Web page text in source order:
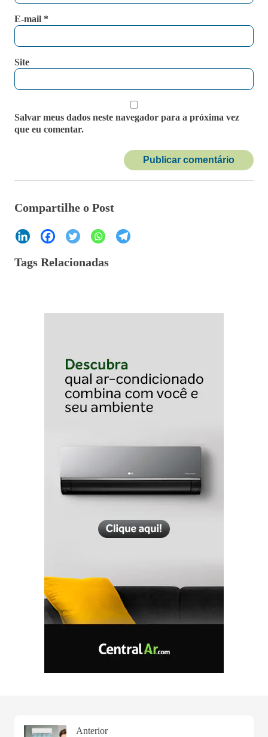
Compartilhe o Post
Tags Relacionadas
E-mail *
Site
Salvar meus dados neste navegador para a próxima vez
que eu comentar.
Anterior